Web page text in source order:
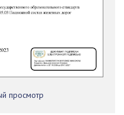
просмотр